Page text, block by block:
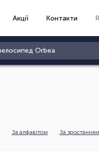
Акції Контакти
За алфавітом За